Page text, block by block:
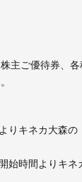
主ご優待券、
りキネカ⼤森
始時間よりキ